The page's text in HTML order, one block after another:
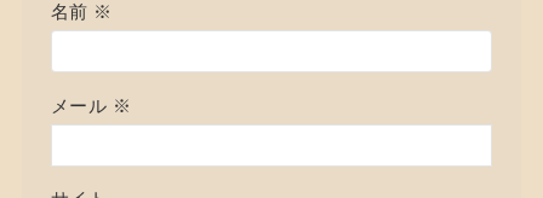
名前 ※
メール ※